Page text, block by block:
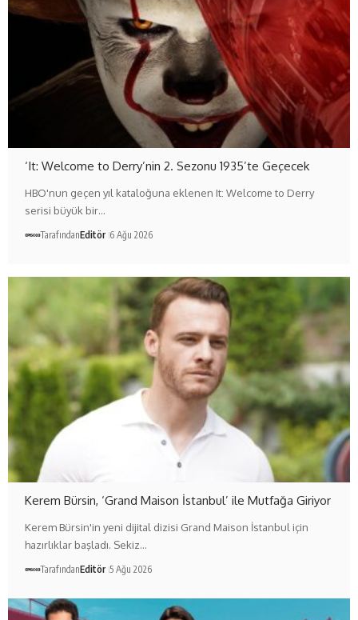
‘It: Welcome to Derry’nin 2. Sezonu 1935’te Geçecek
HBO'nun geçen yıl kataloğuna eklenen It: Welcome to Derry
serisi büyük bir…
TarafındanEditör 6 Ağu 2026
Kerem Bürsin, ‘Grand Maison İstanbul’ ile Mutfağa Giriyor
Kerem Bürsin'in yeni dijital dizisi Grand Maison İstanbul için
hazırlıklar başladı. Sekiz…
TarafındanEditör 5 Ağu 2026